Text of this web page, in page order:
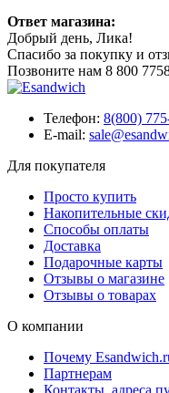
Ответ магазина:
Добрый день, Лика!
Спасибо за покупку и
Позвоните нам 8 800
Телефон: 8(800)
E-mail:
Для покупателя
Просто купить
Накопительные
Способы оплаты
Доставка
Подарочные карты
Отзывы о магазине
Отзывы о товарах
О компании
Почему
Партнерам